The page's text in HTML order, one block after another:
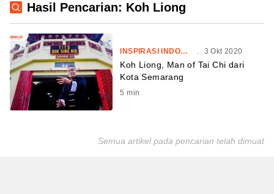
Hasil Pencarian: Koh Liong
INSPIRASI INDONESIA . 3 Okt 2020
Koh Liong, Man of Tai Chi dari
Kota Semarang
5 min
Semua artikel pada pencarian telah dimuat